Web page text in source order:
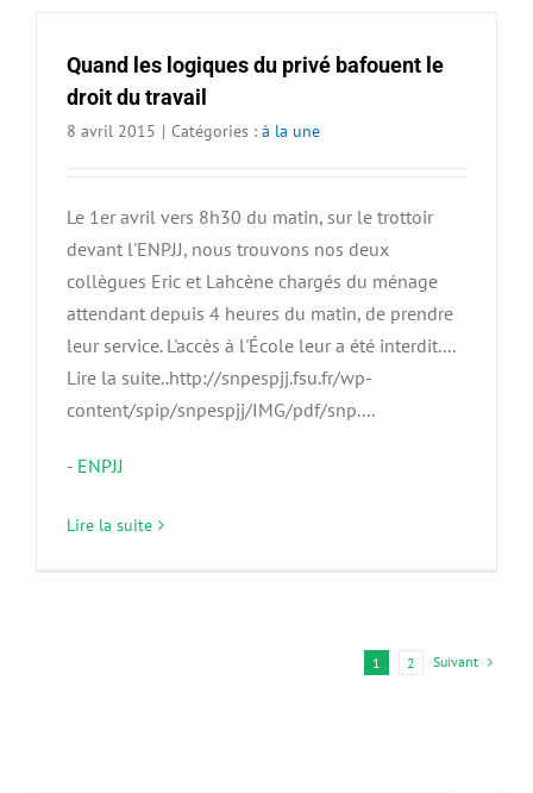
Quand les logiques du privé bafouent le
droit du travail
8 avril 2015 | Catégories : à la une
Le 1er avril vers 8h30 du matin, sur le trottoir
devant l'ENPJJ, nous trouvons nos deux
collègues Eric et Lahcène chargés du ménage
attendant depuis 4 heures du matin, de prendre
leur service. L'accès à l'École leur a été interdit....
Lire la suite..http://snpespjj.fsu.fr/wp-
content/spip/snpespjj/IMG/pdf/snp....
- ENPJJ
Lire la suite
1 2 Suivant